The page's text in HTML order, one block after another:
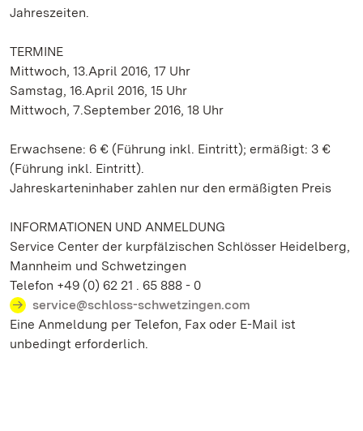
Jahreszeiten.
TERMINE
Mittwoch, 13.April 2016, 17 Uhr
Samstag, 16.April 2016, 15 Uhr
Mittwoch, 7.September 2016, 18 Uhr
Erwachsene: 6 € (Führung inkl. Eintritt); ermäßigt: 3 €
(Führung inkl. Eintritt).
Jahreskarteninhaber zahlen nur den ermäßigten Preis
INFORMATIONEN UND ANMELDUNG
Service Center der kurpfälzischen Schlösser Heidelberg,
Mannheim und Schwetzingen
Telefon +49 (0) 62 21 . 65 888 - 0
service@schloss-schwetzingen.com
Eine Anmeldung per Telefon, Fax oder E-Mail ist
unbedingt erforderlich.